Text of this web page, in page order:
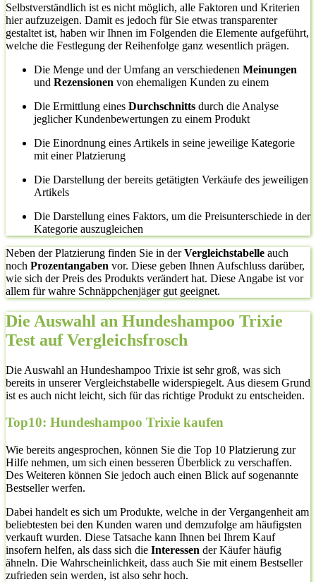
Selbstverständlich ist es nicht möglich, alle Faktoren und Kriterien
hier aufzuzeigen. Damit es jedoch für Sie etwas transparenter
gestaltet ist, haben wir Ihnen im Folgenden die Elemente aufgeführt,
welche die Festlegung der Reihenfolge ganz wesentlich prägen.
Die Menge und der Umfang an verschiedenen Meinungen
und Rezensionen von ehemaligen Kunden zu einem
Die Ermittlung eines Durchschnitts durch die Analyse
jeglicher Kundenbewertungen zu einem Produkt
Die Einordnung eines Artikels in seine jeweilige Kategorie
mit einer Platzierung
Die Darstellung der bereits getätigten Verkäufe des jeweiligen
Artikels
Die Darstellung eines Faktors, um die Preisunterschiede in der
Kategorie auszugleichen
Neben der Platzierung finden Sie in derVergleichstabelle auch
noch Prozentangaben vor. Diese geben Ihnen Aufschluss darüber,
wie sich der Preis des Produkts verändert hat. Diese Angabe ist vor
allem für wahre Schnäppchenjäger gut geeignet.
Die Auswahl an Hundeshampoo Trixie
Test auf Vergleichsfrosch
Die Auswahl an Hundeshampoo Trixie ist sehr groß, was sich
bereits in unserer Vergleichstabelle widerspiegelt. Aus diesem Grund
ist es auch nicht leicht, sich für das richtige Produkt zu entscheiden.
Top10: Hundeshampoo Trixie kaufen
Wie bereits angesprochen, können Sie die Top 10 Platzierung zur
Hilfe nehmen, um sich einen besseren Überblick zu verschaffen.
Des Weiteren können Sie jedoch auch einen Blick auf sogenannte
Bestseller werfen.
Dabei handelt es sich um Produkte, welche in der Vergangenheit am
beliebtesten bei den Kunden waren und demzufolge am häufigsten
verkauft wurden. Diese Tatsache kann Ihnen bei Ihrem Kauf
insofern helfen, als dass sich die Interessen der Käufer häufig
ähneln. Die Wahrscheinlichkeit, dass auch Sie mit einem Bestseller
zufrieden sein werden, ist also sehr hoch.